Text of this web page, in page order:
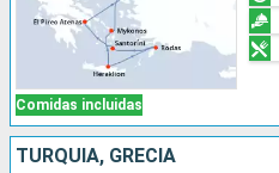
Comidas incluidas
TURQUÍA, GRECIA